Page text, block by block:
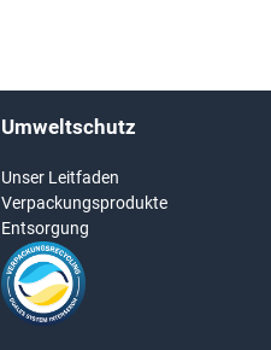
Umweltschutz
Unser Leitfaden
Verpackungsprodukte
Entsorgung